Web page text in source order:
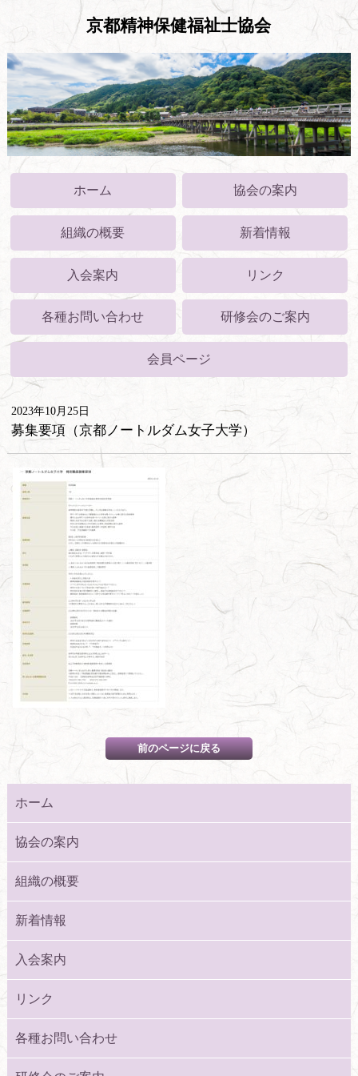
京都精神保健福祉士協会
ホーム 協会の案内
組織の概要 新着情報
入会案内 リンク
各種お問い合わせ 研修会のご案内
会員ページ
2023年10月25日
募集要項（京都ノートルダム女子大学）
ホーム
協会の案内
組織の概要
新着情報
入会案内
リンク
各種お問い合わせ